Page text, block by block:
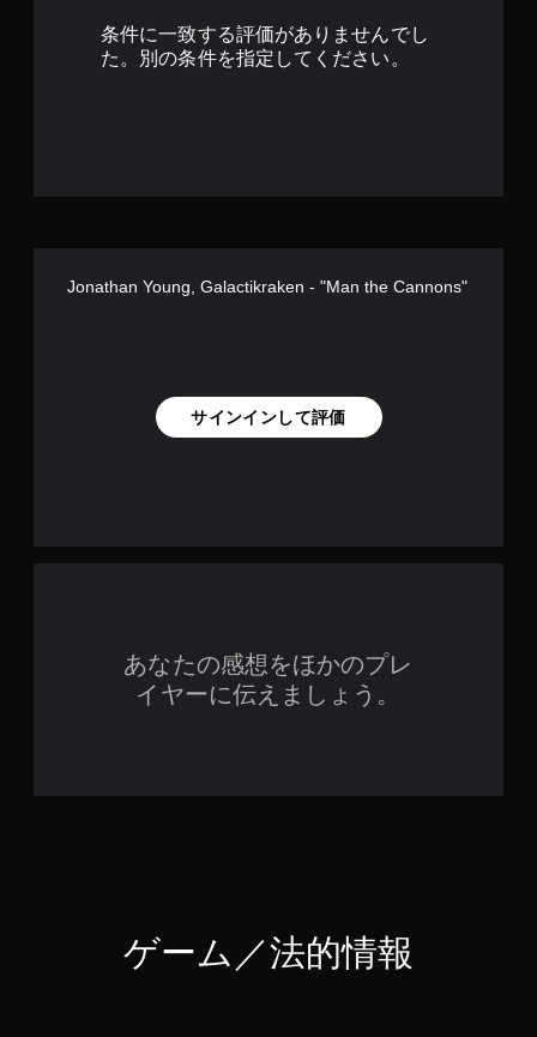
条件に一致する評価がありませんでし
た。別の条件を指定してください。
Jonathan Young, Galactikraken - "Man the Cannons"
サインインして評価
あなたの感想をほかのプレ
イヤーに伝えましょう。
ゲーム／法的情報